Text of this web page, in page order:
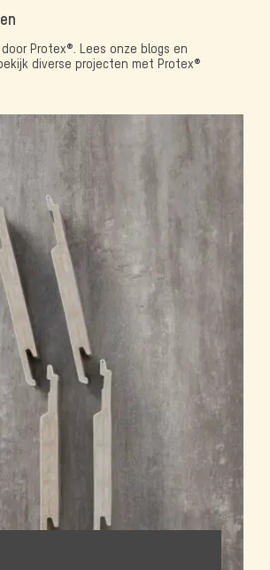
door Protex®. Lees onze blogs en
diverse projecten met Protex®